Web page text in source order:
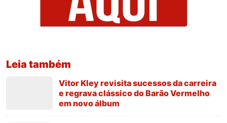
Leia também
Vitor Kley revisita sucessos da carreira
e regrava clássico do Barão Vermelho
em novo álbum